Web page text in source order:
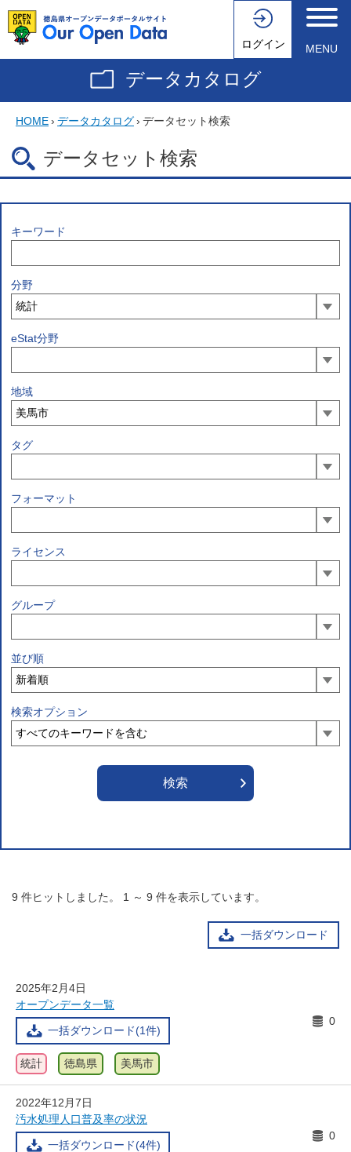
ログイン MENU
データカタログ
HOME› データカタログ› データセット検索
データセット検索
キーワード
分野
eStat分野
地域
タグ
フォーマット
ライセンス
グループ
並び順
検索オプション
9 件ヒットしました。 1 ～ 9 件を表示しています。
一括ダウンロード
2025年2月4日
オープンデータ一覧
一括ダウンロード(1件)
0
統計 徳島県 美馬市
2022年12月7日
汚水処理人口普及率の状況
一括ダウンロード(4件)
0